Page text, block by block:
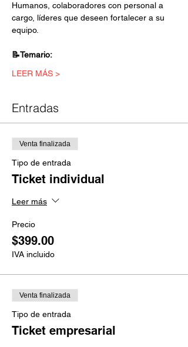
Humanos, colaboradores con personal a
cargo, líderes que deseen fortalecer a su
equipo.
📝Temario:
LEER MÁS >
Entradas
Venta finalizada
Tipo de entrada
Ticket individual
Leer más
Precio
$399.00
IVA incluido
Venta finalizada
Tipo de entrada
Ticket empresarial